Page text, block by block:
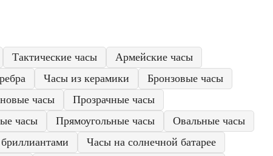
Тактические часы
Армейские часы
Часы из керамики
Бронзовые часы
часы
Прозрачные часы
часы Прямоугольные часы
Овальные часы
Часы на солнечной батарее